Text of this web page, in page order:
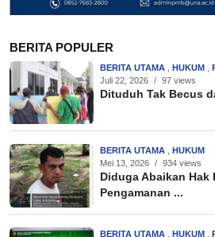
BERITA POPULER
BERITA UTAMA HUKUM
Juli 22, 2026 / 97 views
Dituduh Tak Becus
BERITA UTAMA
HUKUM
Mei 13, 2026 / 934 views
Diduga Abaikan
Pengamanan ...
BERITA UTAMA HUKUM